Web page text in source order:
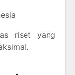
riset yang